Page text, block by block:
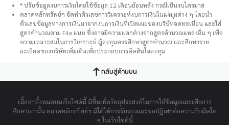
* ปรับข้อมูลงบการเงินโดยใช้ข้อมูล 12 เดือนย้อนหลัง กรณีเป็นงบไตรมาส
ตลาดหลักทรัพย์ฯ จัดทำตัวเลขการวิเคราะห์งบการเงินในแง่มุมต่าง ๆ โดยนำ
ตัวเลขข้อมูลทางการเงินมาจากงบการเงินที่เปิดเผยของบริษัทจดทะเบียน และใส่
สูตรคำนวณตาม File แนบ ซึ่งอาจมีความแตกต่างจากสูตรคำนวณแหล่งอื่น ๆ เพื่อ
ความเหมาะสมในการวิเคราะห์ ผู้ลงทุนควรศึกษาสูตรคำนวณ และศึกษาราย
ละเอียดของบริษัทเพิ่มเติมเพื่อประกอบการตัดสินใจลงทุน
กลับสู่ด้านบน
เนื้อหาทั้งหมดบนเว็บไซต์นี้ มีขึ้นเพื่อวัตถุประสงค์ในการให้ข้อมูลและเพื่อการ
ศึกษาเท่านั้น ตลาดหลักทรัพย์ฯ มิได้ให้การรับรองและขอปฏิเสธต่อความรับผิดใด
ๆ ในเว็บไซต์นี้